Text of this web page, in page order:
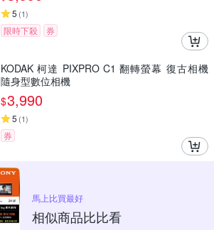
5 (1)
限時下殺 券
KODAK 柯達 PIXPRO C1 翻轉螢幕 復古相機
隨身型數位相機
$3,990
5 (1)
券
馬上比買最好
相似商品比比看